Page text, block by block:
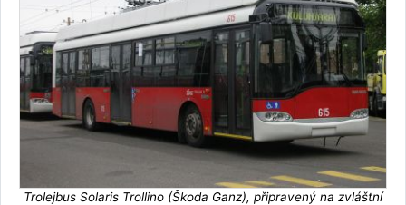
Trolejbus Solaris Trollino (Škoda Ganz), připravený na zvláštní